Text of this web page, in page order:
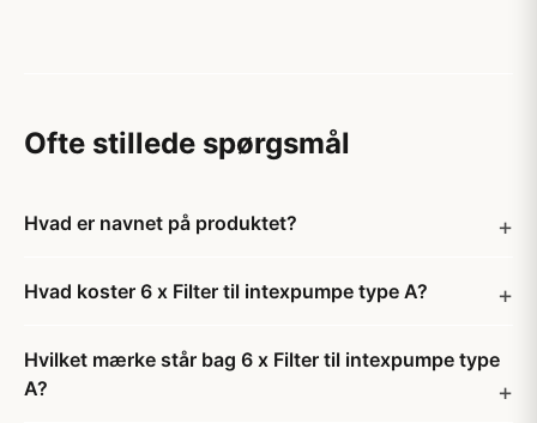
Ofte stillede spørgsmål
Hvad er navnet på produktet?
Hvad koster 6 x Filter til intexpumpe type A?
Hvilket mærke står bag 6 x Filter til intexpumpe type
A?